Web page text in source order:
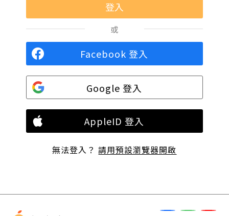
或
Facebook 登入
Google 登入
AppleID 登入
無法登入？請用預設瀏覽器開啟